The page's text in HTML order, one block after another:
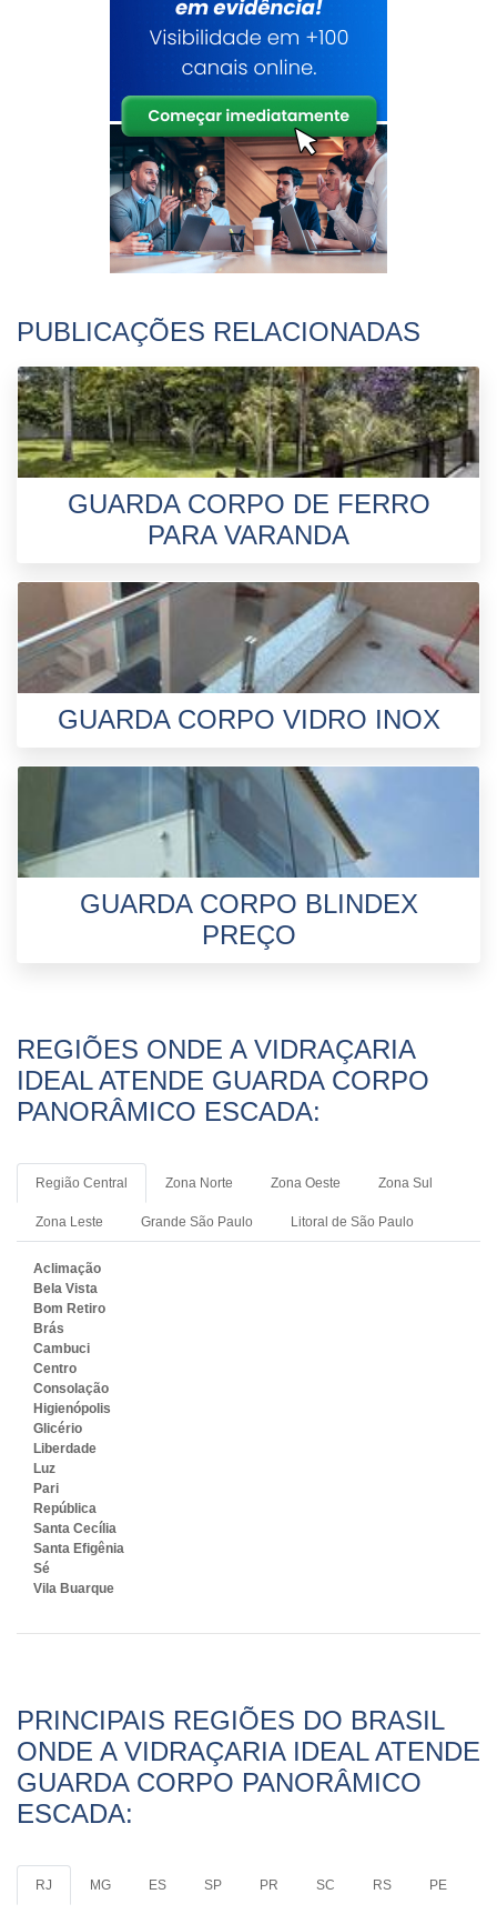
PUBLICAÇÕES RELACIONADAS
GUARDA CORPO DE FERRO
PARA VARANDA
GUARDA CORPO VIDRO INOX
GUARDA CORPO BLINDEX
PREÇO
REGIÕES ONDE A VIDRAÇARIA
IDEAL ATENDE GUARDA CORPO
PANORÂMICO ESCADA:
Região Central Zona Norte Zona Oeste Zona Sul
Zona Leste Grande São Paulo Litoral de São Paulo
Aclimação
Bela Vista
Bom Retiro
Brás
Cambuci
Centro
Consolação
Higienópolis
Glicério
Liberdade
Luz
Pari
República
Santa Cecília
Santa Efigênia
Sé
Vila Buarque
PRINCIPAIS REGIÕES DO BRASIL
ONDE A VIDRAÇARIA IDEAL ATENDE
GUARDA CORPO PANORÂMICO
ESCADA:
RJ MG ES SP PR SC RS PE